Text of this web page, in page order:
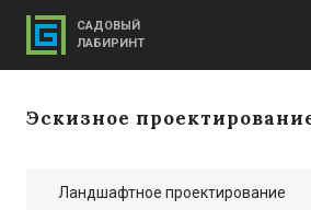
Эскизное
Ландшафтное проектирование
САДОВЫЙ
ЛАБИРИНТ